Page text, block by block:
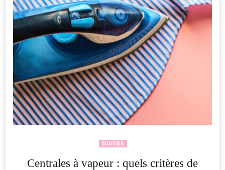
DIVERS
Centrales à vapeur : quels critères de